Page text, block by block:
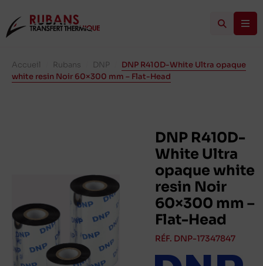
Accueil Rubans DNP
DNP R410D-White Ultra opaque
white resin Noir 60×300 mm – Flat-Head
DNP R410D-
White Ultra
opaque white
resin Noir
60×300 mm –
Flat-Head
RÉF. DNP-17347847